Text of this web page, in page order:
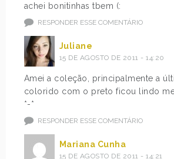
achei bonitinhas tbem (:
RESPONDER ESSE COMENTÁRIO
Juliane
15 DE AGOSTO DE 2011 - 14:20
Amei a coleção, principalmente a
colorido com o preto ficou lindo
*-*
RESPONDER ESSE COMENTÁRIO
Mariana Cunha
15 DE AGOSTO DE 2011 - 14:21